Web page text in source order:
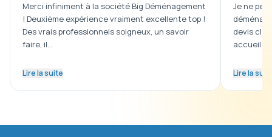
Merci infiniment à la société Big Déménagement
! Deuxième expérience vraiment excellente top !
Des vrais professionnels soigneux, un savoir
faire, il…
Lire la suite
Je ne
devis
accueil …
Lire la